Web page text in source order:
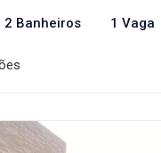
2 Banheiros 1 Vaga